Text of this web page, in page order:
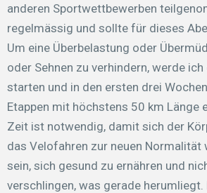
anderen Sportwettbewerben
regelmässig und sollte für dieses
Um eine Überbelastung oder
oder Sehnen zu verhindern, werde
starten und in den ersten drei
Etappen mit höchstens 50 km Länge
Zeit ist notwendig, damit sich der
das Velofahren zur neuen Normalität
sein, sich gesund zu ernähren und
verschlingen, was gerade